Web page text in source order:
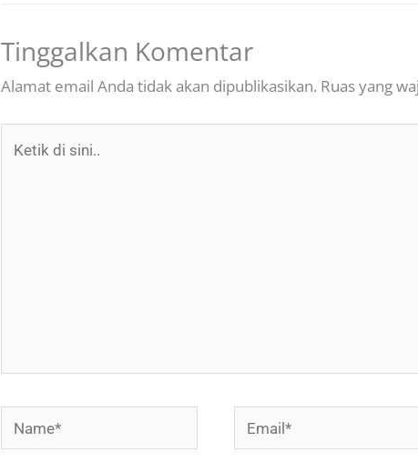
Tinggalkan Komentar
Alamat email Anda tidak akan dipublikasikan. Ruas yang
Name* Email*